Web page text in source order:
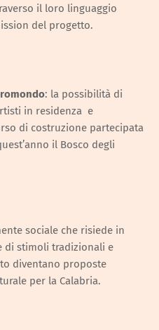
il loro linguaggio
del progetto.
: la possibilità di
in residenza e
di costruzione partecipata
il Bosco degli
sociale che risiede in
di stimoli tradizionali e
diventano proposte
per la Calabria.